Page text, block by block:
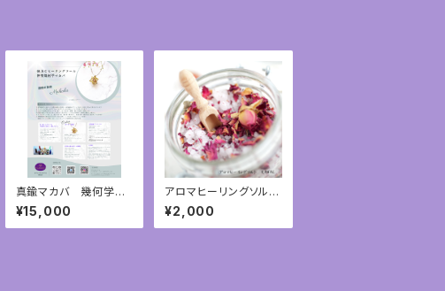
真鍮マカバ 幾何学イ
ンテリア神聖幾何学
¥15,000
アロマヒーリングソル
ト お祓い塩 ハーブ
ヒーリングソルト
¥2,000